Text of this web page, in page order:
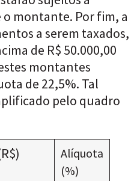
montante. Por fim, a
a serem taxados,
de R$ 50.000,00
montantes
de 22,5%. Tal
pelo quadro
Alíquota
(%)